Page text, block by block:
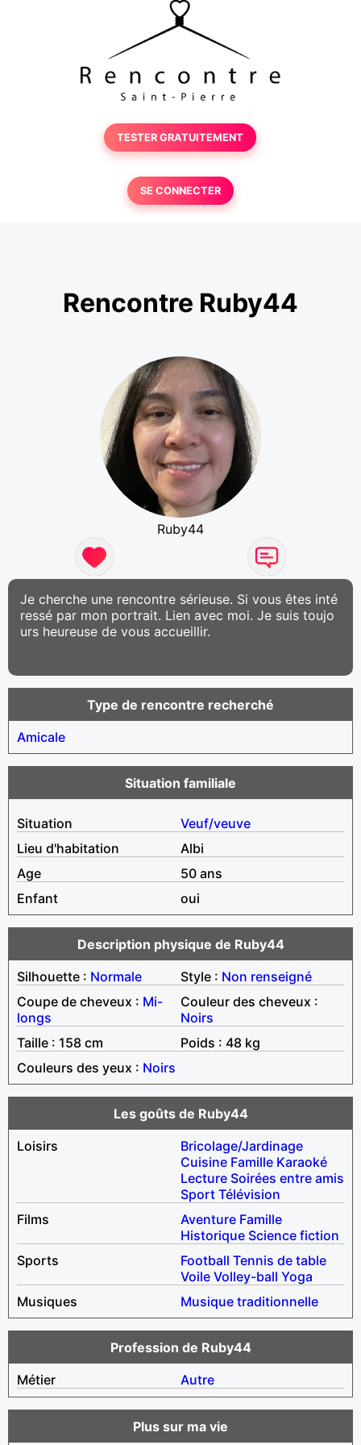
TESTER GRATUITEMENT
SE CONNECTER
Rencontre Ruby44
Ruby44
Je cherche une rencontre sérieuse. Si vous êtes inté
ressé par mon portrait. Lien avec moi. Je suis toujo
urs heureuse de vous accueillir.
Type de rencontre recherché
Amicale
Situation familiale
Situation
Veuf/veuve
Lieu d'habitation
Albi
Age
50 ans
Enfant
oui
Description physique de Ruby44
Silhouette : Normale Style : Non renseigné
Coupe de cheveux : Mi-
longs
Couleur des cheveux :
Noirs
Taille : 158 cm
Poids : 48 kg
Couleurs des yeux : Noirs
Les goûts de Ruby44
Loisirs
Bricolage/Jardinage
Cuisine Famille Karaoké
Lecture Soirées entre amis
Sport Télévision
Films
Aventure Famille
Historique Science fiction
Sports
Football Tennis de table
Voile Volley-ball Yoga
Musiques
Musique traditionnelle
Profession de Ruby44
Métier
Autre
Plus sur ma vie